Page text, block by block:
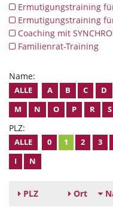
Ermutigungstraining
Ermutigungstraining
Coaching mit
Familienrat-Training
Name:
ALLE A B C D
M
N O P R S
PLZ:
ALLE 0 1 2 3
I
N
PLZ Ort